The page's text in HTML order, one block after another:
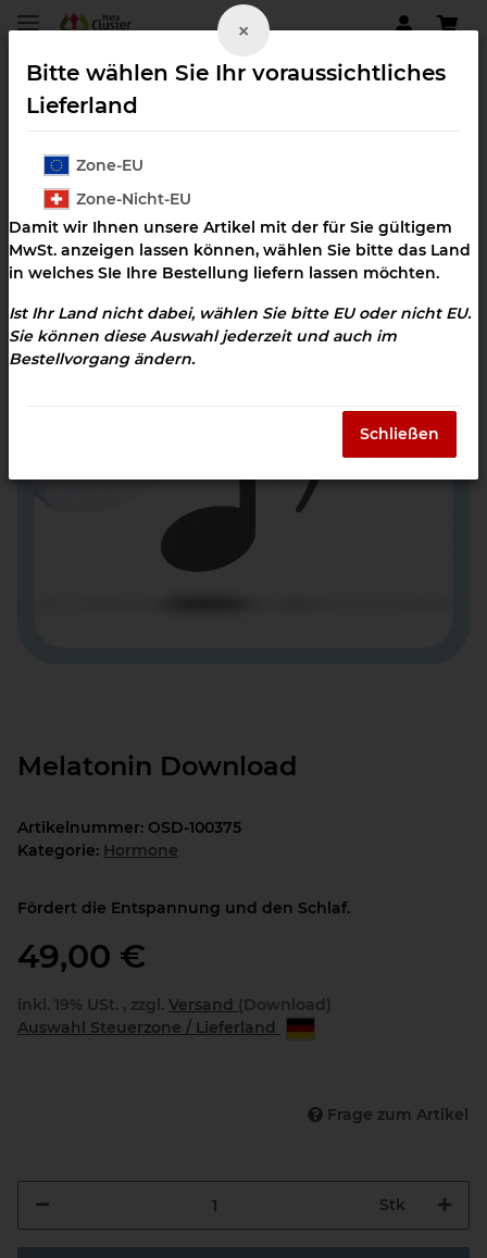
Hormone
Melatonin Download
Artikelnummer: OSD-100375
Kategorie: Hormone
Fördert die Entspannung und den Schlaf.
49,00 €
inkl. 19% USt. , zzgl. Versand (Download)
Auswahl Steuerzone / Lieferland
Frage zum Artikel
Stk
×
Bitte wählen Sie Ihr voraussichtliches
Lieferland
Zone-EU
Zone-Nicht-EU
Damit wir Ihnen unsere Artikel mit der für Sie gültigem
MwSt. anzeigen lassen können, wählen Sie bitte das Land
in welches SIe Ihre Bestellung liefern lassen möchten.
Ist Ihr Land nicht dabei, wählen Sie bitte EU oder nicht EU.
Sie können diese Auswahl jederzeit und auch im
Bestellvorgang ändern.
Schließen